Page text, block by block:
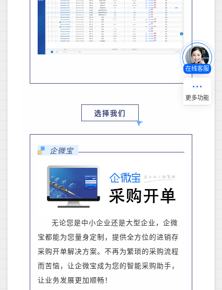
选择我们
企微宝
无论您是中小企业还是大型企业，企微
宝都能为您量身定制，提供全方位的进销存
采购开单解决方案。不再为繁琐的采购流程
而苦恼，让企微宝成为您的智能采购助手，
让业务发展更加顺畅！
在线客服